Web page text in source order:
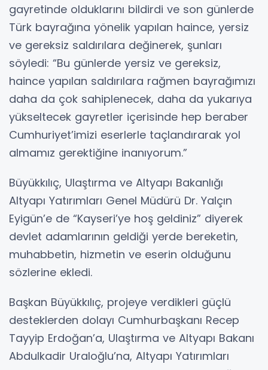
gayretinde olduklarını bildirdi ve son günlerde
Türk bayrağına yönelik yapılan haince, yersiz
ve gereksiz saldırılara değinerek, şunları
söyledi: “Bu günlerde yersiz ve gereksiz,
haince yapılan saldırılara rağmen bayrağımızı
daha da çok sahiplenecek, daha da yukarıya
yükseltecek gayretler içerisinde hep beraber
Cumhuriyet’imizi eserlerle taçlandırarak yol
almamız gerektiğine inanıyorum.”
Büyükkılıç, Ulaştırma ve Altyapı Bakanlığı
Altyapı Yatırımları Genel Müdürü Dr. Yalçın
Eyigün’e de “Kayseri’ye hoş geldiniz” diyerek
devlet adamlarının geldiği yerde bereketin,
muhabbetin, hizmetin ve eserin olduğunu
sözlerine ekledi.
Başkan Büyükkılıç, projeye verdikleri güçlü
desteklerden dolayı Cumhurbaşkanı Recep
Tayyip Erdoğan’a, Ulaştırma ve Altyapı Bakanı
Abdulkadir Uraloğlu’na, Altyapı Yatırımları